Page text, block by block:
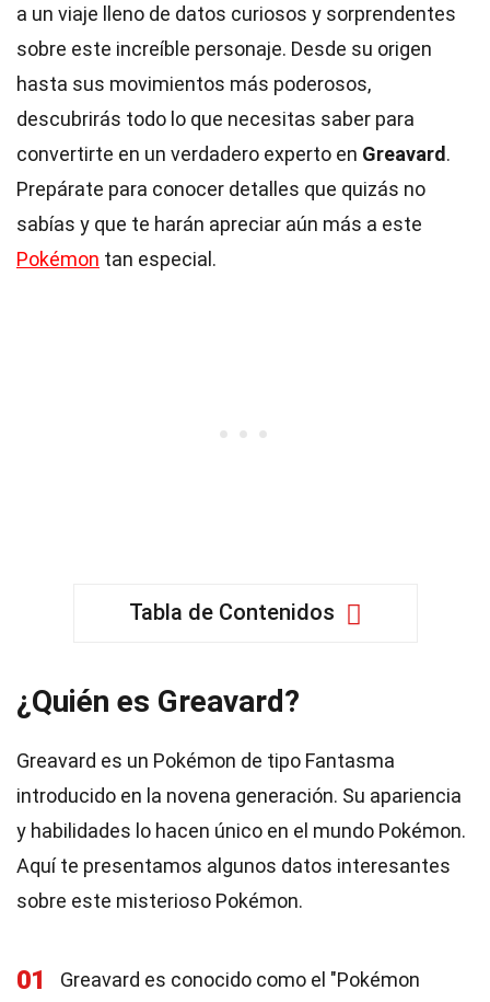
a un viaje lleno de datos curiosos y sorprendentes
sobre este increíble personaje. Desde su origen
hasta sus movimientos más poderosos,
descubrirás todo lo que necesitas saber para
convertirte en un verdadero experto en Greavard .
Prepárate para conocer detalles que quizás no
sabías y que te harán apreciar aún más a este
Pokémon tan especial.
Tabla de Contenidos
¿Quién es Greavard?
Greavard es un Pokémon de tipo Fantasma
introducido en la novena generación. Su apariencia
y habilidades lo hacen único en el mundo Pokémon.
Aquí te presentamos algunos datos interesantes
sobre este misterioso Pokémon.
01
Greavard es conocido como el "Pokémon